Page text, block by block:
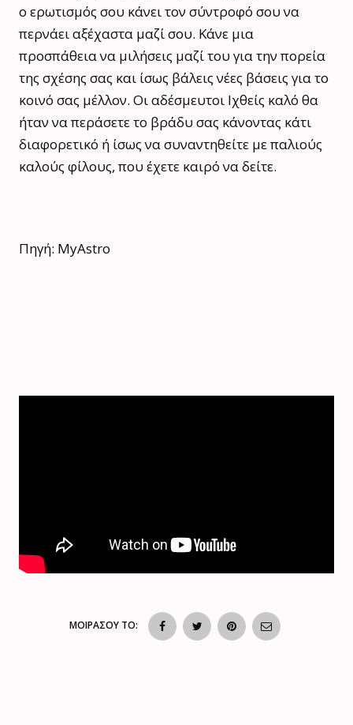
ο ερωτισμός σου κάνει τον σύντροφό σου να
περνάει αξέχαστα μαζί σου. Κάνε μια
προσπάθεια να μιλήσεις μαζί του για την πορεία
της σχέσης σας και ίσως βάλεις νέες βάσεις για το
κοινό σας μέλλον. Οι αδέσμευτοι Ιχθείς καλό θα
ήταν να περάσετε το βράδυ σας κάνοντας κάτι
διαφορετικό ή ίσως να συναντηθείτε με παλιούς
καλούς φίλους, που έχετε καιρό να δείτε.
Πηγή: MyAstro
ΜΟΙΡΑΣΟΥ ΤΟ: